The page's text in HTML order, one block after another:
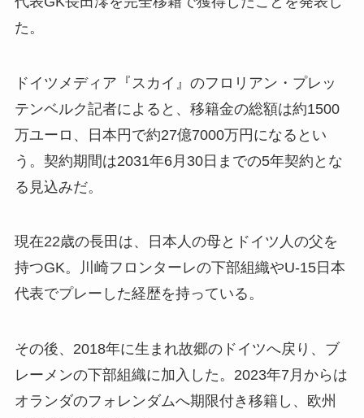
た。
ドイツメディア『スカイ』のフロリアン・プレッ
テンベルク記者によると、移籍金の総額は約1500
万ユーロ、日本円で約27億7000万円になるとい
う。契約期間は2031年6月30日までの5年契約とな
る見込みだ。
現在22歳の長田は、日本人の母とドイツ人の父を
持つGK。川崎フロンターレの下部組織やU-15日本
代表でプレーした経歴を持っている。
その後、2018年に生まれ故郷のドイツへ戻り、ブ
レーメンの下部組織に加入した。2023年7月からは
オランダのフォレンダムへ期限付き移籍し、欧州